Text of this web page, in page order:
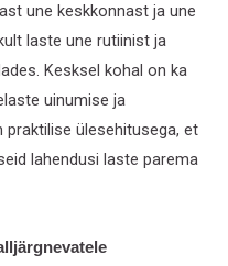
une keskkonnast ja une
laste une rutiinist ja
Kesksel kohal on ka
uinumise ja
ülesehitusega, et
lahendusi laste parema